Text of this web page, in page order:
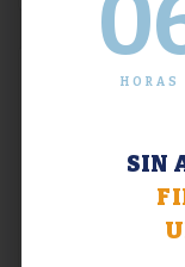
HORAS
SIN